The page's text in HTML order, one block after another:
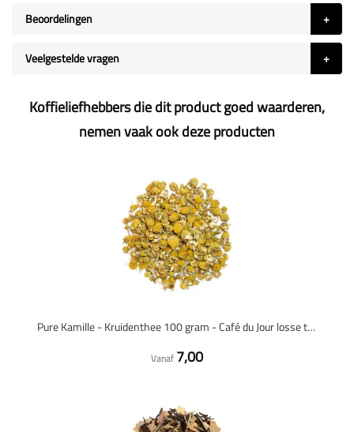
Beoordelingen
Veelgestelde vragen
Koffieliefhebbers die dit product goed waarderen,
nemen vaak ook deze producten
Pure Kamille - Kruidenthee 100 gram - Café du Jour losse thee
Vanaf 7,00